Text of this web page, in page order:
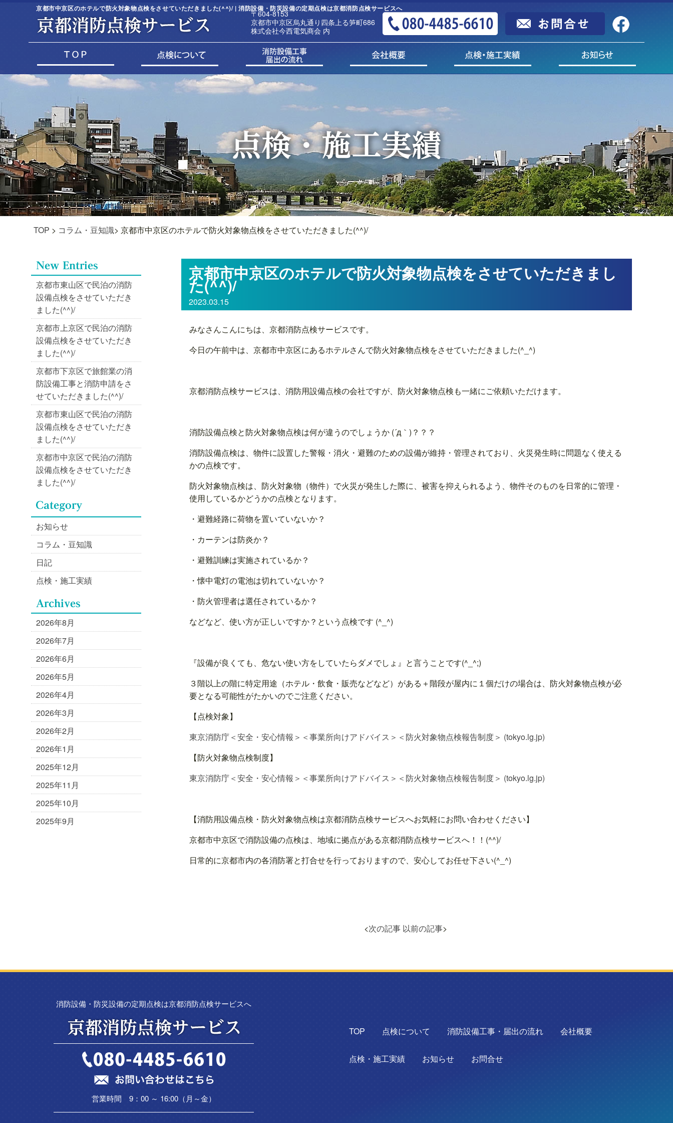
京都市中京区のホテルで防火対象物点検をさせていただきました(^^)/ | 消防設備・防災設備の定期点検は京都消防点検サービスへ
〒604-8153
京都市中京区烏丸通り四条上る笋町686
株式会社今西電気商会 内
TOP > コラム・豆知識> 京都市中京区のホテルで防火対象物点検をさせていただきました(^^)/
京都市東山区で民泊の消防
設備点検をさせていただき
ました(^^)/
京都市上京区で民泊の消防
設備点検をさせていただき
ました(^^)/
京都市下京区で旅館業の消
防設備工事と消防申請をさ
せていただきました(^^)/
京都市東山区で民泊の消防
設備点検をさせていただき
ました(^^)/
京都市中京区で民泊の消防
設備点検をさせていただき
ました(^^)/
お知らせ
コラム・豆知識
日記
点検・施工実績
2026年8月
2026年7月
2026年6月
2026年5月
2026年4月
2026年3月
2026年2月
2026年1月
2025年12月
2025年11月
2025年10月
2025年9月
京都市中京区のホテルで防火対象物点検をさせていただきまし
た(^^)/
2023.03.15
みなさんこんにちは、京都消防点検サービスです。
今日の午前中は、京都市中京区にあるホテルさんで防火対象物点検をさせていただきました(^_^)
京都消防点検サービスは、消防用設備点検の会社ですが、防火対象物点検も一緒にご依頼いただけます。
消防設備点検と防火対象物点検は何が違うのでしょうか (´д｀)？？？
消防設備点検は、物件に設置した警報・消火・避難のための設備が維持・管理されており、火災発生時に問題なく使える
かの点検です。
防火対象物点検は、防火対象物（物件）で火災が発生した際に、被害を抑えられるよう、物件そのものを日常的に管理・
使用しているかどうかの点検となります。
・避難経路に荷物を置いていないか？
・カーテンは防炎か？
・避難訓練は実施されているか？
・懐中電灯の電池は切れていないか？
・防火管理者は選任されているか？
などなど、使い方が正しいですか？という点検です (^_^)
『設備が良くても、危ない使い方をしていたらダメでしょ』と言うことです(^_^;)
３階以上の階に特定用途（ホテル・飲食・販売などなど）がある＋階段が屋内に１個だけの場合は、防火対象物点検が必
要となる可能性がたかいのでご注意ください。
【点検対象】
東京消防庁＜安全・安心情報＞＜事業所向けアドバイス＞＜防火対象物点検報告制度＞ (tokyo.lg.jp)
【防火対象物点検制度】
東京消防庁＜安全・安心情報＞＜事業所向けアドバイス＞＜防火対象物点検報告制度＞ (tokyo.lg.jp)
【消防用設備点検・防火対象物点検は京都消防点検サービスへお気軽にお問い合わせください】
京都市中京区で消防設備の点検は、地域に拠点がある京都消防点検サービスへ！！(^^)/
日常的に京都市内の各消防署と打合せを行っておりますので、安心してお任せ下さい(^_^)
<次の記事 以前の記事>
消防設備・防災設備の定期点検は京都消防点検サービスへ
営業時間 9：00 ～ 16:00（月～金）
TOP 点検について 消防設備工事・届出の流れ 会社概要
点検・施工実績 お知らせ お問合せ